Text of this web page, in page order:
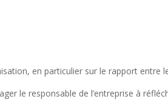
en particulier sur le rapport entre
le responsable de l’entreprise à